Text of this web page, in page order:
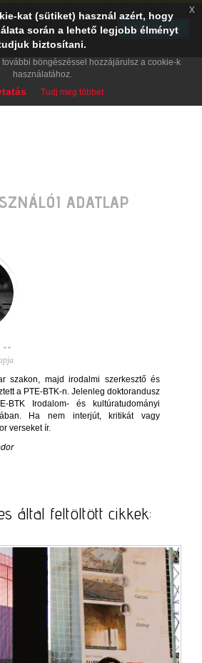
ADATLAP
--
szakon, majd irodalmi szerkesztő és
a PTE-BTK-n. Jelenleg doktorandusz
BTK Irodalom- és kultúratudományi
Ha nem interjút, kritikát vagy
verseket ír.
által feltöltött cikkek:
kat (sütiket) használ azért, hogy
során a lehető legjobb élményt
biztosítani.
böngészéssel hozzájárulsz a cookie-k
használatához.
Tudj meg többet
x
Play
TELEPÍTÉS